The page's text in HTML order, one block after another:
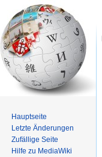
Hauptseite
Letzte Änderungen
Zufällige Seite
Hilfe zu MediaWiki